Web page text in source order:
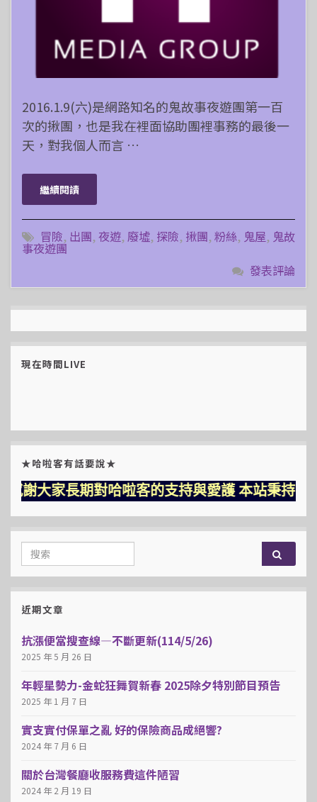
2016.1.9(六)是網路知名的鬼故事夜遊團第一百
次的揪團，也是我在裡面協助團裡事務的最後一
天，對我個人而言 …
繼續閱讀
冒險, 出團, 夜遊,廢墟, 探險, 揪團,粉絲, 鬼屋, 鬼故
事夜遊團
發表評論
現在時間LIVE
★哈啦客有話要說★
謝大家長期對哈啦客的支持與愛護 本站秉持三大
Search for:
近期文章
抗漲便當搜查線—不斷更新(114/5/26)
2025 年 5 月 26 日
年輕星勢力-金蛇狂舞賀新春 2025除夕特別節目預告
2025 年 1 月 7 日
實支實付保單之亂 好的保險商品成絕響?
2024 年 7 月 6 日
關於台灣餐廳收服務費這件陋習
2024 年 2 月 19 日